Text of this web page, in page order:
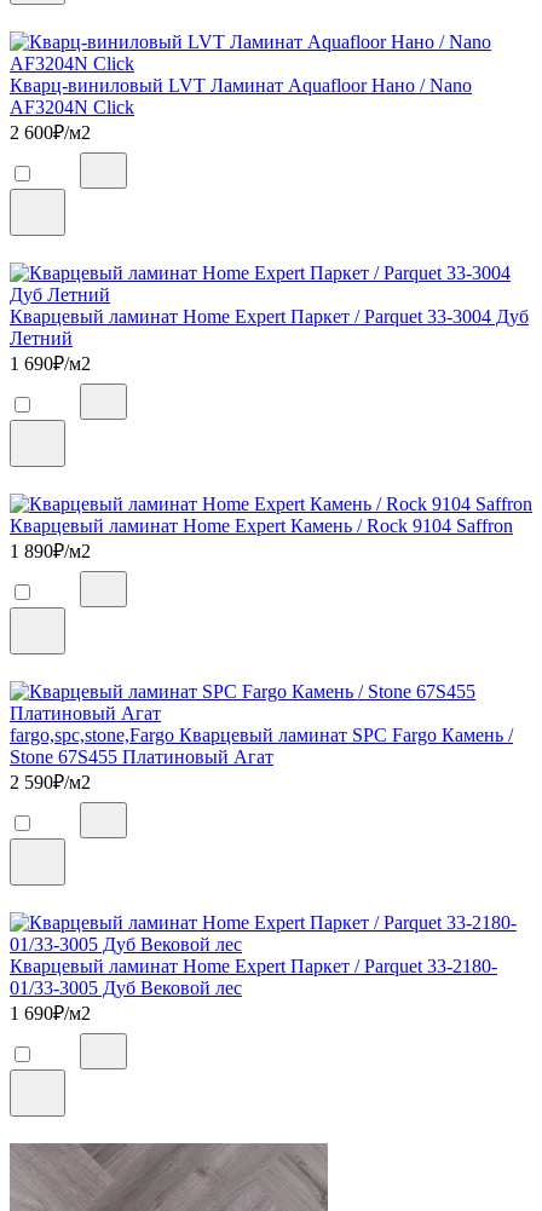
Кварц-виниловый LVT Ламинат Aquafloor Нано / Nano
AF3204N Click
2 600₽/м2
Кварцевый ламинат Home Expert Паркет / Parquet 33-3004 Дуб
Летний
1 690₽/м2
Кварцевый ламинат Home Expert Камень / Rock 9104 Saffron
1 890₽/м2
fargo,spc,stone,Fargo Кварцевый ламинат SPC Fargo Камень /
Stone 67S455 Платиновый Агат
2 590₽/м2
Кварцевый ламинат Home Expert Паркет / Parquet 33-2180-
01/33-3005 Дуб Вековой лес
1 690₽/м2